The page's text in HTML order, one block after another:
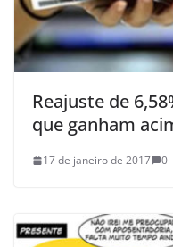
Reajuste de
que ganham
17 de janeiro de 2017 0